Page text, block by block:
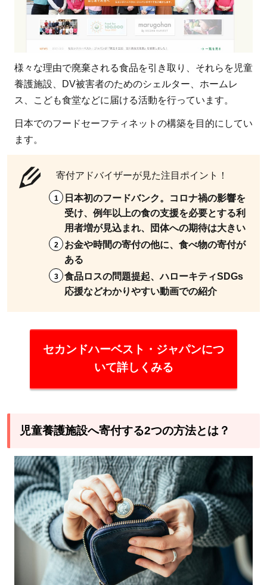
び方
は？
関連記
事
7.4
寄付
適用
でき
る？
付で
様々な理由で廃棄される食品を引き取り、それらを児童
養護施設、DV被害者のためのシェルター、ホームレ
ス、こども食堂などに届ける活動を行っています。
日本でのフードセーフティネットの構築を目的にしてい
ます。
寄付アドバイザーが見た注目ポイント！
日本初のフードバンク。コロナ禍の影響を
受け、例年以上の食の支援を必要とする利
用者増が見込まれ、団体への期待は大きい
お金や時間の寄付の他に、食べ物の寄付が
ある
食品ロスの問題提起、ハローキティSDGs
応援などわかりやすい動画での紹介
セカンドハーベスト・ジャパンにつ
いて詳しくみる
児童養護施設へ寄付する2つの方法とは？